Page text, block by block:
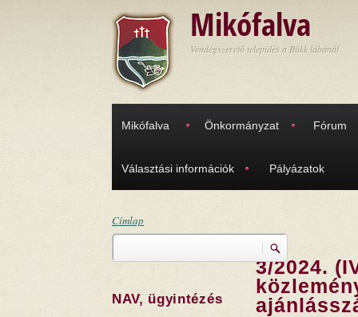
Mikófalva
Vendégszerető település a Bükk lábánál
Mikófalva Önkormányzat Fórum
Választási információk Pályázatok
Címlap
Keresés
NAV, ügyintézés
3/2024.